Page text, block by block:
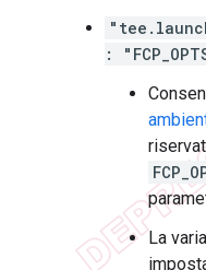
:
La